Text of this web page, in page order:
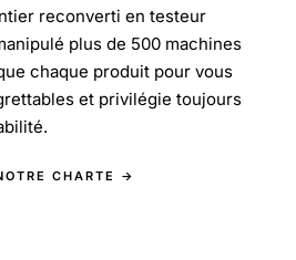
reconverti en testeur
plus de 500 machines
chaque produit pour vous
et privilégie toujours
CHARTE →